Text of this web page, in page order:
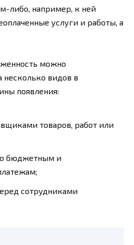
либо, например, к ней
услуги и работы, а
можно
несколько видов в
появления:
товаров, работ или
бюджетным и
сотрудниками